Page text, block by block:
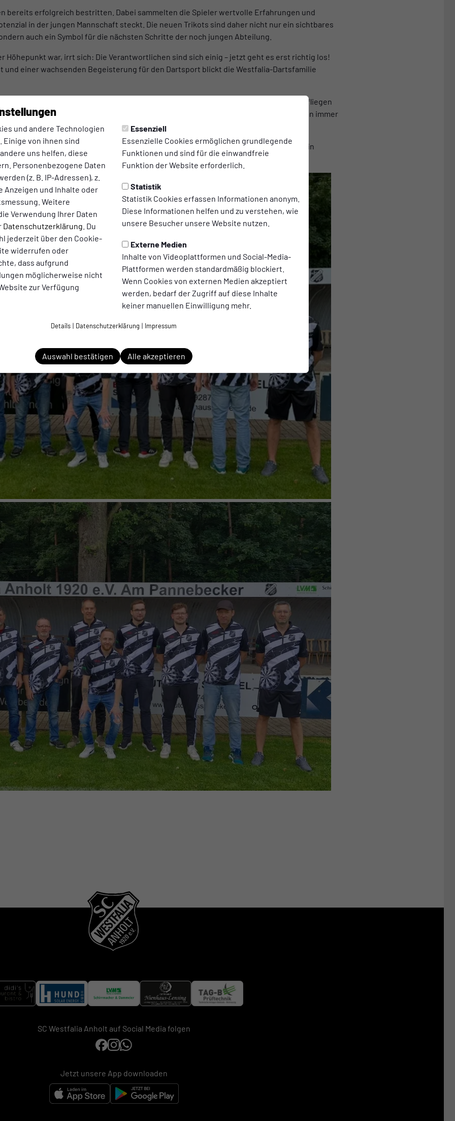
und andere Technologien
von ihnen sind
uns helfen, diese
Personenbezogene Daten
(z. B. IP-Adressen), z.
Anzeigen und Inhalte oder
Weitere
Verwendung Ihrer Daten
Datenschutzerklärung . Du
jederzeit über den Cookie-
widerrufen oder
dass aufgrund
möglicherweise nicht
zur Verfügung
Essenziell
Essenzielle Cookies ermöglichen grundlegende
Funktionen und sind für die einwandfreie
Funktion der Website erforderlich.
Statistik
Statistik Cookies erfassen Informationen anonym.
Diese Informationen helfen und zu verstehen, wie
unsere Besucher unsere Website nutzen.
Externe Medien
Inhalte von Videoplattformen und Social-Media-
Plattformen werden standardmäßig blockiert.
Wenn Cookies von externen Medien akzeptiert
werden, bedarf der Zugriff auf diese Inhalte
keiner manuellen Einwilligung mehr.
Details | Datenschutzerklärung | Impressum
Auswahl bestätigen Alle akzeptieren
bereits erfolgreich bestritten. Dabei sammelten die Spieler wertvolle Erfahrungen und
in der jungen Mannschaft steckt. Die neuen Trikots sind daher nicht nur ein sichtbares
auch ein Symbol für die nächsten Schritte der noch jungen Abteilung.
Höhepunkt war, irrt sich: Die Verantwortlichen sind sich einig – jetzt geht es erst richtig los!
und einer wachsenden Begeisterung für den Dartsport blickt die Westfalia-Dartsfamilie
eingeladen, mittwochs ab 19:00 Uhr vorbeizuschauen und selbst einmal die Pfeile fliegen
Bei Westfalia Anholt wird nicht nur Fußball gespielt – auch an der Dartscheibe trifft man immer
Fußball mittlerweile auch eine eigene Darts-Abteilung an und erweitert damit sein
SC Westfalia Anholt auf Social Media folgen
Jetzt unsere App downloaden